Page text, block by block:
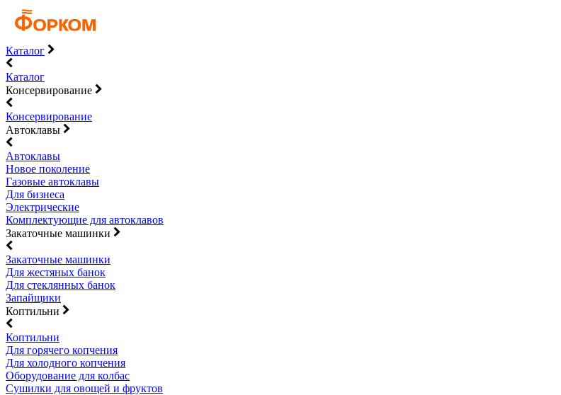
Каталог
Каталог
Консервирование
Консервирование
Автоклавы
Автоклавы
Новое поколение
Газовые автоклавы
Для бизнеса
Электрические
Комплектующие для автоклавов
Закаточные машинки
Закаточные машинки
Для жестяных банок
Для стеклянных банок
Запайщики
Коптильни
Коптильни
Для горячего копчения
Для холодного копчения
Оборудование для колбас
Сушилки для овощей и фруктов